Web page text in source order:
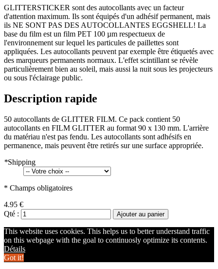
GLITTERSTICKER sont des autocollants avec un facteur
d'attention maximum. Ils sont équipés d'un adhésif permanent, mais
ils NE SONT PAS DES AUTOCOLLANTES EGGSHELL! La
base du film est un film PET 100 µm respectueux de
l'environnement sur lequel les particules de paillettes sont
appliquées. Les autocollants peuvent par exemple être étiquetés avec
des marqueurs permanents normaux. L'effet scintillant se révèle
particulièrement bien au soleil, mais aussi la nuit sous les projecteurs
ou sous l'éclairage public.
Description rapide
50 autocollants de GLITTER FILM. Ce pack contient 50
autocollants en FILM GLITTER au format 90 x 130 mm. L'arrière
du matériau n'est pas fendu. Les autocollants sont adhésifs en
permanence, mais peuvent être retirés sur une surface appropriée.
*Shipping
* Champs obligatoires
4.95 €
Qté :
Ajouter au panier
This website uses cookies. This helps us to better understand traffic
on this webpage with the goal to continuosly optimize its contents.
Détails
Got it!